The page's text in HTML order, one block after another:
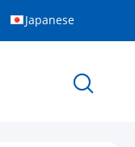
Japanese